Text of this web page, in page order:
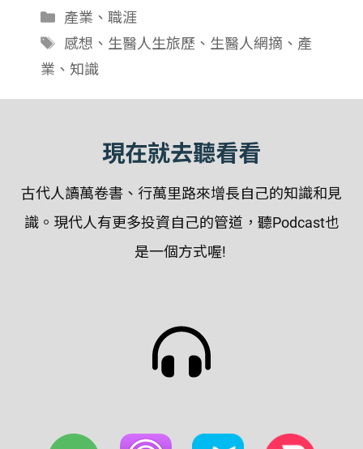
分
類
產業 、 職涯
標
籤
感想 、 生醫人生旅歷 、 生醫人網摘 、 產
業 、 知識
現在就去聽看看
古代人讀萬卷書、行萬里路來增長自己的知識和見
識。現代人有更多投資自己的管道，聽Podcast也
是一個方式喔!